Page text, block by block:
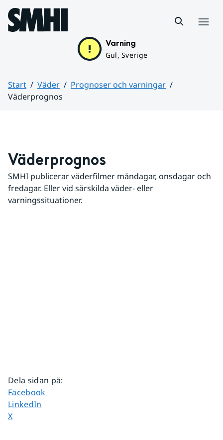
Hoppa till sidans innehåll
Varning
Gul, Sverige
Start Väder
Prognoser och varningar
Väderprognos
Väderprognos
SMHI publicerar väderfilmer måndagar, onsdagar och
fredagar. Eller vid särskilda väder- eller
varningssituationer.
Dela sidan på:
Dela sidan på
Facebook
Dela sidan på
LinkedIn
Dela sidan på
X